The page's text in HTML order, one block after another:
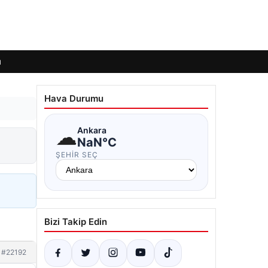
#22192
Hava Durumu
☁Ankara
NaN°C
ŞEHIR SEÇ
Bizi Takip Edin